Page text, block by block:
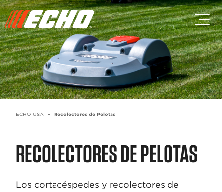
Saltar al contenido principal
Saltar al contenido del pie de
ECHO USA Recolectores de Pelotas
RECOLECTORES DE PELOTAS
Los cortacéspedes y recolectores de